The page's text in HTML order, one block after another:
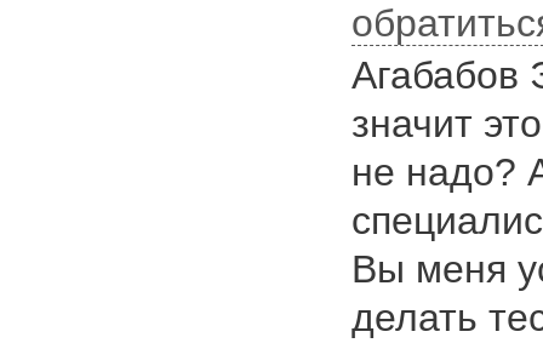
Агабабов
значит
не надо?
Вы меня
делать